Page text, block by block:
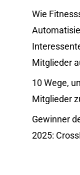
Wie
Mitglieder
10 Wege,
Mitglieder
Gewinner
2025: